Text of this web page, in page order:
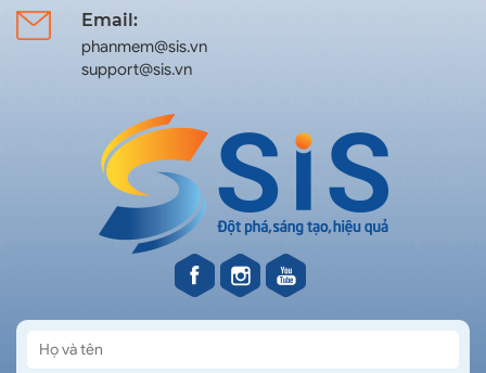
Email:
phanmem@sis.vn
support@sis.vn